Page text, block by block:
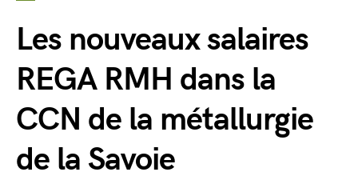
Les nouveaux salaires
REGA RMH dans la
CCN de la métallurgie
de la Savoie